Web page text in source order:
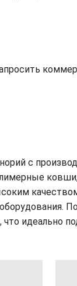
с
идеально